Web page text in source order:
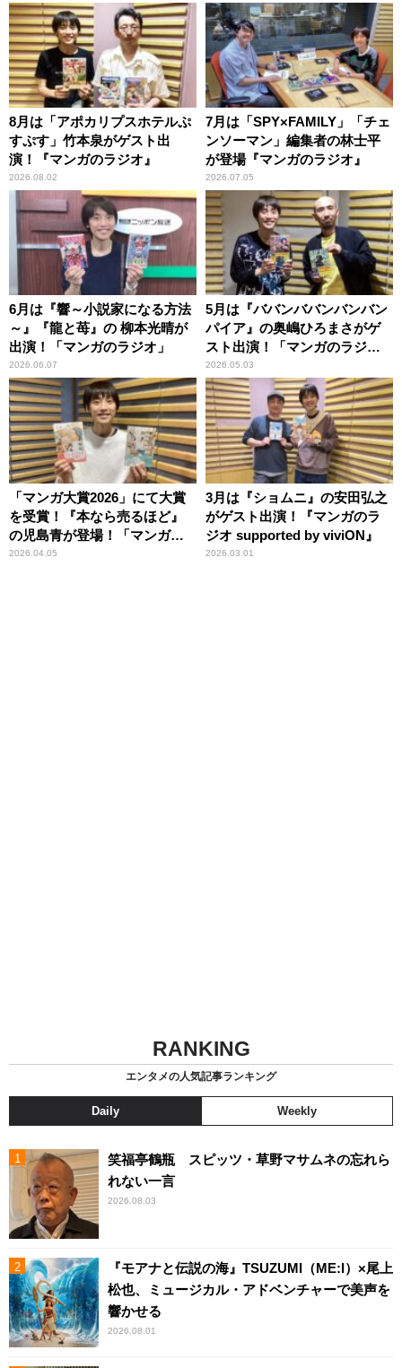
8月は「アポカリプスホテルぷ
すぷす」竹本泉がゲスト出
演！『マンガのラジオ』
2026.08.02
7月は「SPY×FAMILY」「チェ
ンソーマン」編集者の林士平
が登場『マンガのラジオ』
2026.07.05
6月は『響～小説家になる方法
～』『龍と苺』の 柳本光晴が
出演！「マンガのラジオ」
2026.06.07
5月は『ババンババンバンバン
パイア』の奥嶋ひろまさがゲ
スト出演！「マンガのラジ
オ」
2026.05.03
「マンガ大賞2026」にて大賞
を受賞！『本なら売るほど』
の児島青が登場！「マンガの
ラジオ」
2026.04.05
3月は『ショムニ』の安田弘之
がゲスト出演！『マンガのラ
ジオ supported by viviON』
2026.03.01
RANKING
エンタメの人気記事ランキング
Daily Weekly
笑福亭鶴瓶 スピッツ・草野マサムネの忘れら
れない一言
2026.08.03
『モアナと伝説の海』TSUZUMI（ME:I）×尾上
松也、ミュージカル・アドベンチャーで美声を
響かせる
2026.08.01